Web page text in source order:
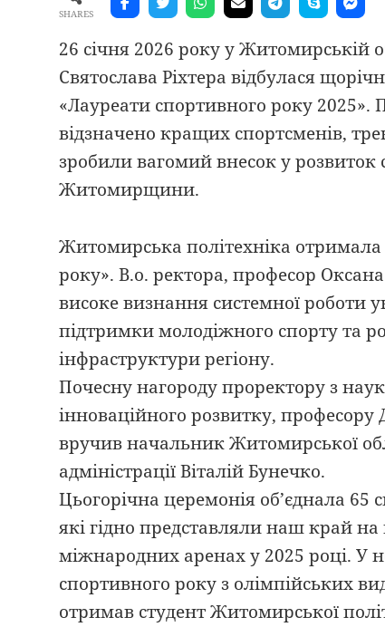
SHARES
26 січня 2026 року у Житомирській
Святослава Ріхтера відбулася
«Лауреати спортивного року 2025».
відзначено кращих спортсменів,
зробили вагомий внесок у розвиток
Житомирщини.
Житомирська політехніка
року». В.о. ректора, професор
високе визнання системної роботи
підтримки молодіжного спорту та
інфраструктури регіону.
Почесну нагороду проректору з
інноваційного розвитку,
вручив начальник Житомирської
адміністрації Віталій Бунечко.
Цьогорічна церемонія об’єднала 65
які гідно представляли наш край на
міжнародних аренах у 2025 році. У
спортивного року з олімпійських
отримав студент Житомирської